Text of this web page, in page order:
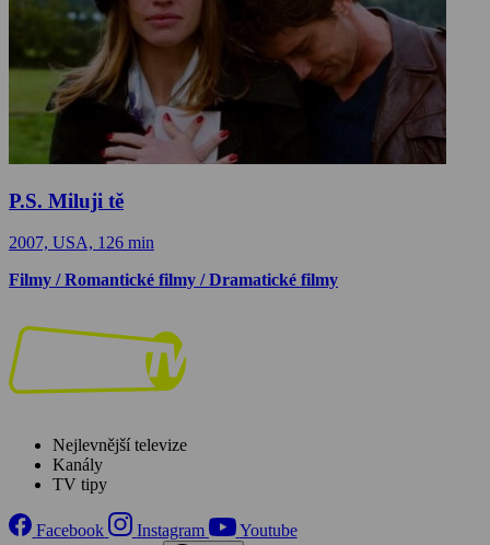
P.S. Miluji tě
2007, USA, 126 min
Filmy / Romantické filmy / Dramatické filmy
Nejlevnější televize
Kanály
TV tipy
Facebook Instagram
Youtube